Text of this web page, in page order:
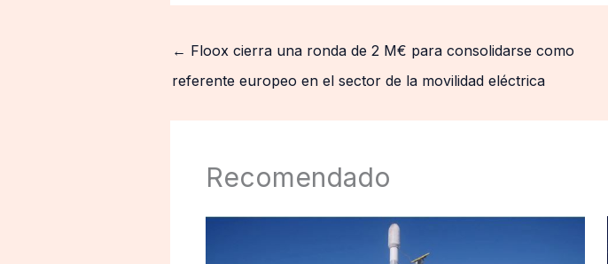
← Floox cierra una ronda de 2 M€ para consolidarse como
referente europeo en el sector de la movilidad eléctrica
Recomendado